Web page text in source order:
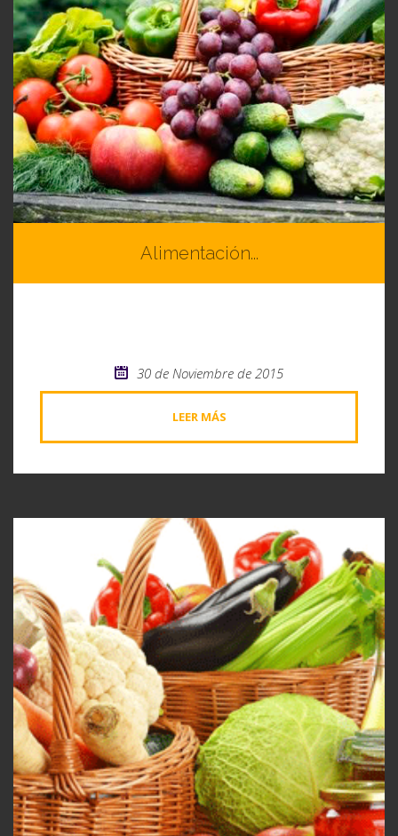
Alimentación...
30 de Noviembre de 2015
LEER MÁS